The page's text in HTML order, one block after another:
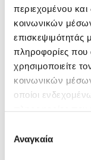
περιεχομένου
κοινωνικών
επισκεψιμότητάς
πληροφορίες
χρησιμοποιείτε
κοινωνικών
οποίοι
των υπηρεσιών
την ιστοσελίδα
συγκατάθεσης
Αναγκαία
Festival, η